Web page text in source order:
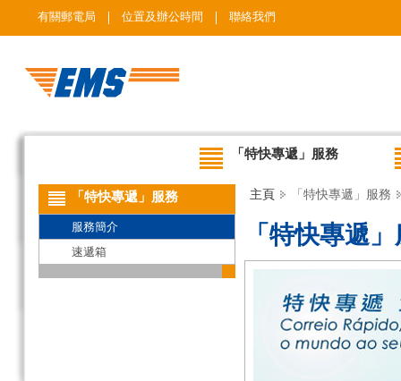
有關郵電局 位置及辦公時間 聯絡我們
「特快專遞」服務
「特快專遞」服務
服務簡介
速遞箱
主頁 「特快專遞」服務
「特快專遞